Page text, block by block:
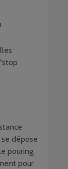
dépose
pouring,
pour